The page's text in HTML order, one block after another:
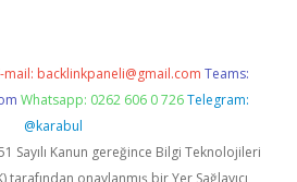
mail: backlinkpaneli@gmail.com Teams:
Whatsapp: 0262 606 0 726 Telegram:
@karabul
Sayılı Kanun gereğince Bilgi Teknolojileri
tarafından onaylanmış bir Yer Sağlayıcı